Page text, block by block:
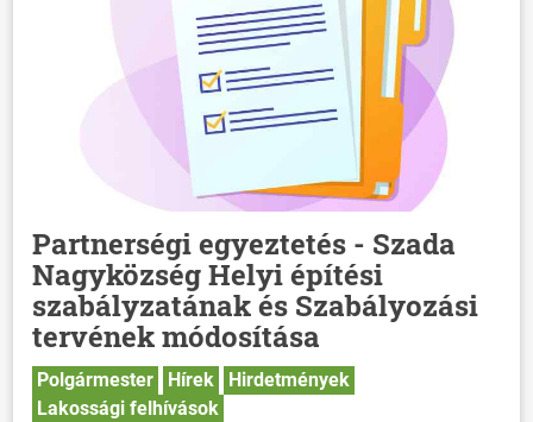
Partnerségi egyeztetés - Szada
Nagyközség Helyi építési
szabályzatának és Szabályozási
tervének módosítása
Polgármester Hírek
Hirdetmények
Lakossági felhívások